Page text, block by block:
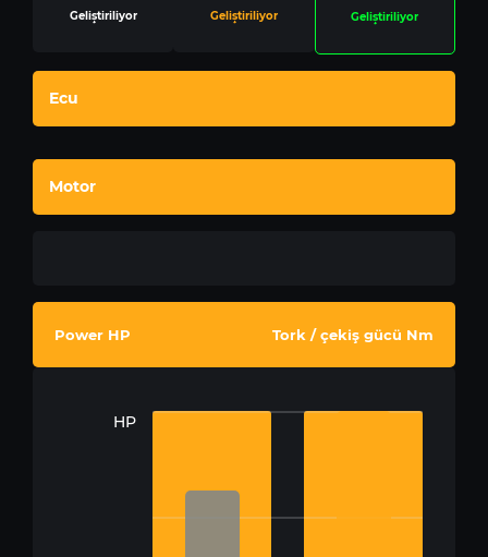
Geliştiriliyor Geliştiriliyor Geliştiriliyor
Ecu
Motor
Power HP Tork / çekiş gücü Nm
HP